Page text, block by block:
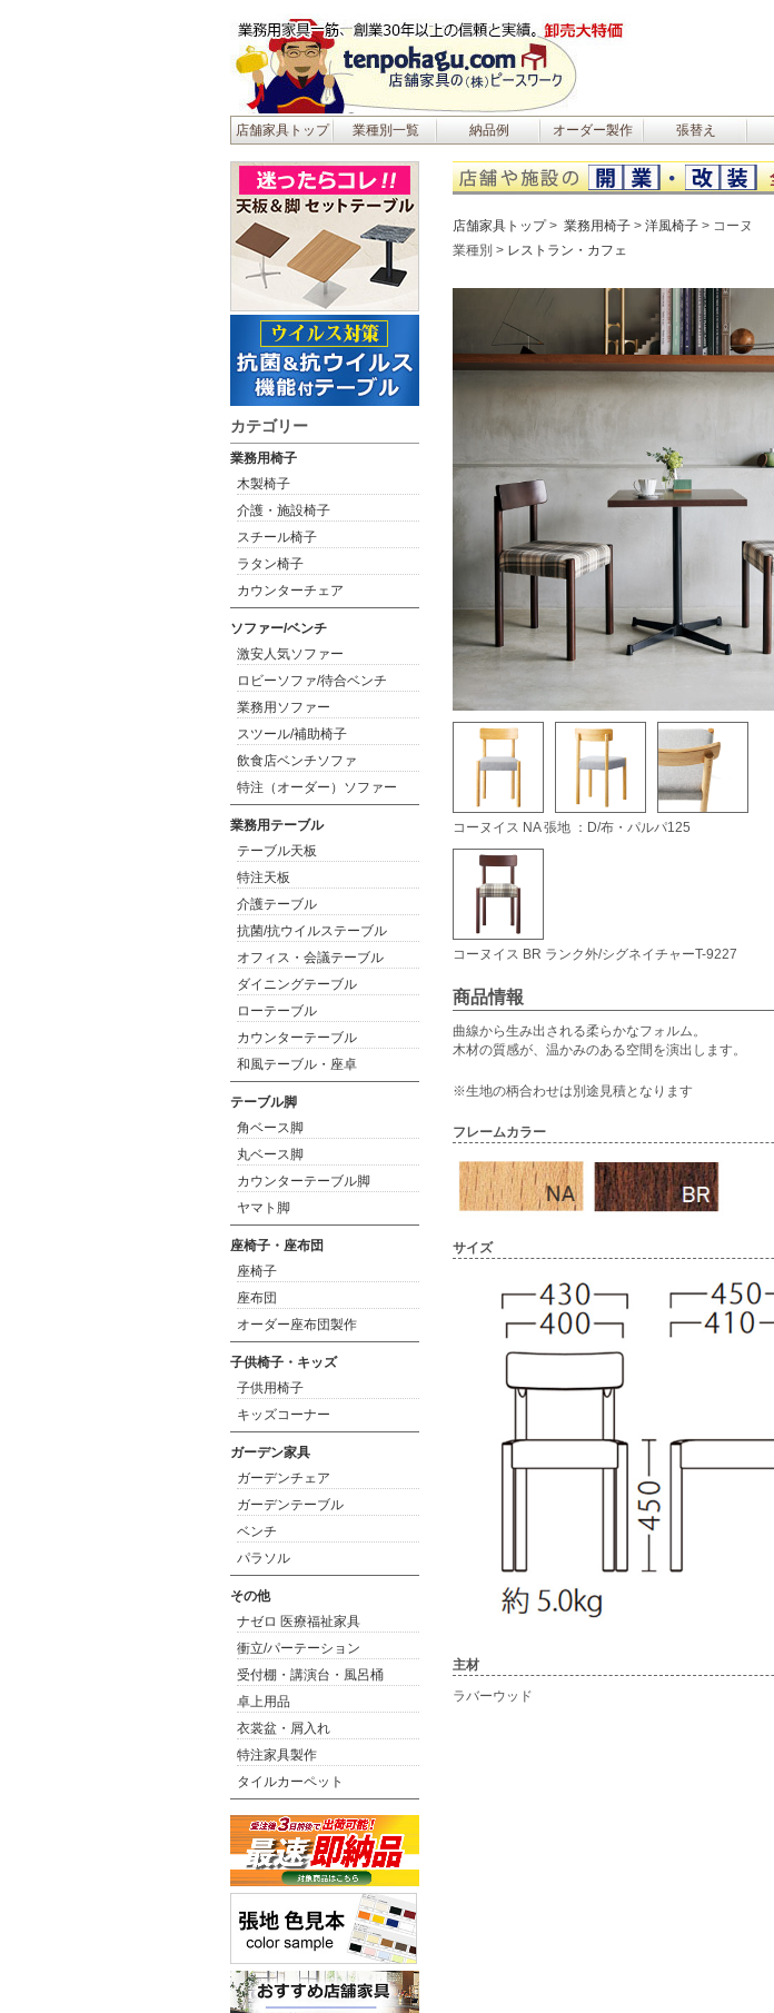
店舗家具トップ 業種別一覧 納品例 オーダー製作 張替え
店舗家具トップ 業務用椅子 洋風椅子
コーヌ
業種別
レストラン・カフェ
コーヌイス NA 張地 ：D/布・パルパ125
コーヌイス BR ランク外/シグネイチャーT-9227
商品情報
曲線から生み出される柔らかなフォルム。
木材の質感が、温かみのある空間を演出します。
※生地の柄合わせは別途見積となります
フレームカラー
サイズ
主材
ラバーウッド
カテゴリー
業務用椅子
木製椅子
介護・施設椅子
スチール椅子
ラタン椅子
カウンターチェア
ソファー/ベンチ
激安人気ソファー
ロビーソファ/待合ベンチ
業務用ソファー
スツール/補助椅子
飲食店ベンチソファ
特注（オーダー）ソファー
業務用テーブル
テーブル天板
特注天板
介護テーブル
抗菌/抗ウイルステーブル
オフィス・会議テーブル
ダイニングテーブル
ローテーブル
カウンターテーブル
和風テーブル・座卓
テーブル脚
角ベース脚
丸ベース脚
カウンターテーブル脚
ヤマト脚
座椅子・座布団
座椅子
座布団
オーダー座布団製作
子供椅子・キッズ
子供用椅子
キッズコーナー
ガーデン家具
ガーデンチェア
ガーデンテーブル
ベンチ
パラソル
その他
ナゼロ 医療福祉家具
衝立/パーテーション
受付棚・講演台・風呂桶
卓上用品
衣裳盆・屑入れ
特注家具製作
タイルカーペット